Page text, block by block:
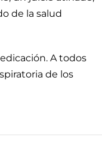
de la salud
A todos
de los